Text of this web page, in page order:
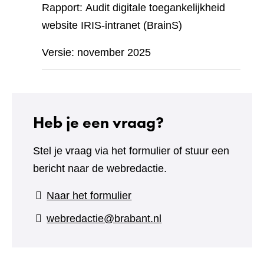
Rapport: Audit digitale toegankelijkheid
website IRIS-intranet (BrainS)
Versie: november 2025
Heb je een vraag?
Stel je vraag via het formulier of stuur een
bericht naar de webredactie.
Naar het formulier(verwijst
naar
webredactie@brabant.nl